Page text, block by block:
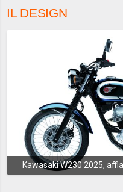
IL DESIGN
Kawasaki W230 2025,